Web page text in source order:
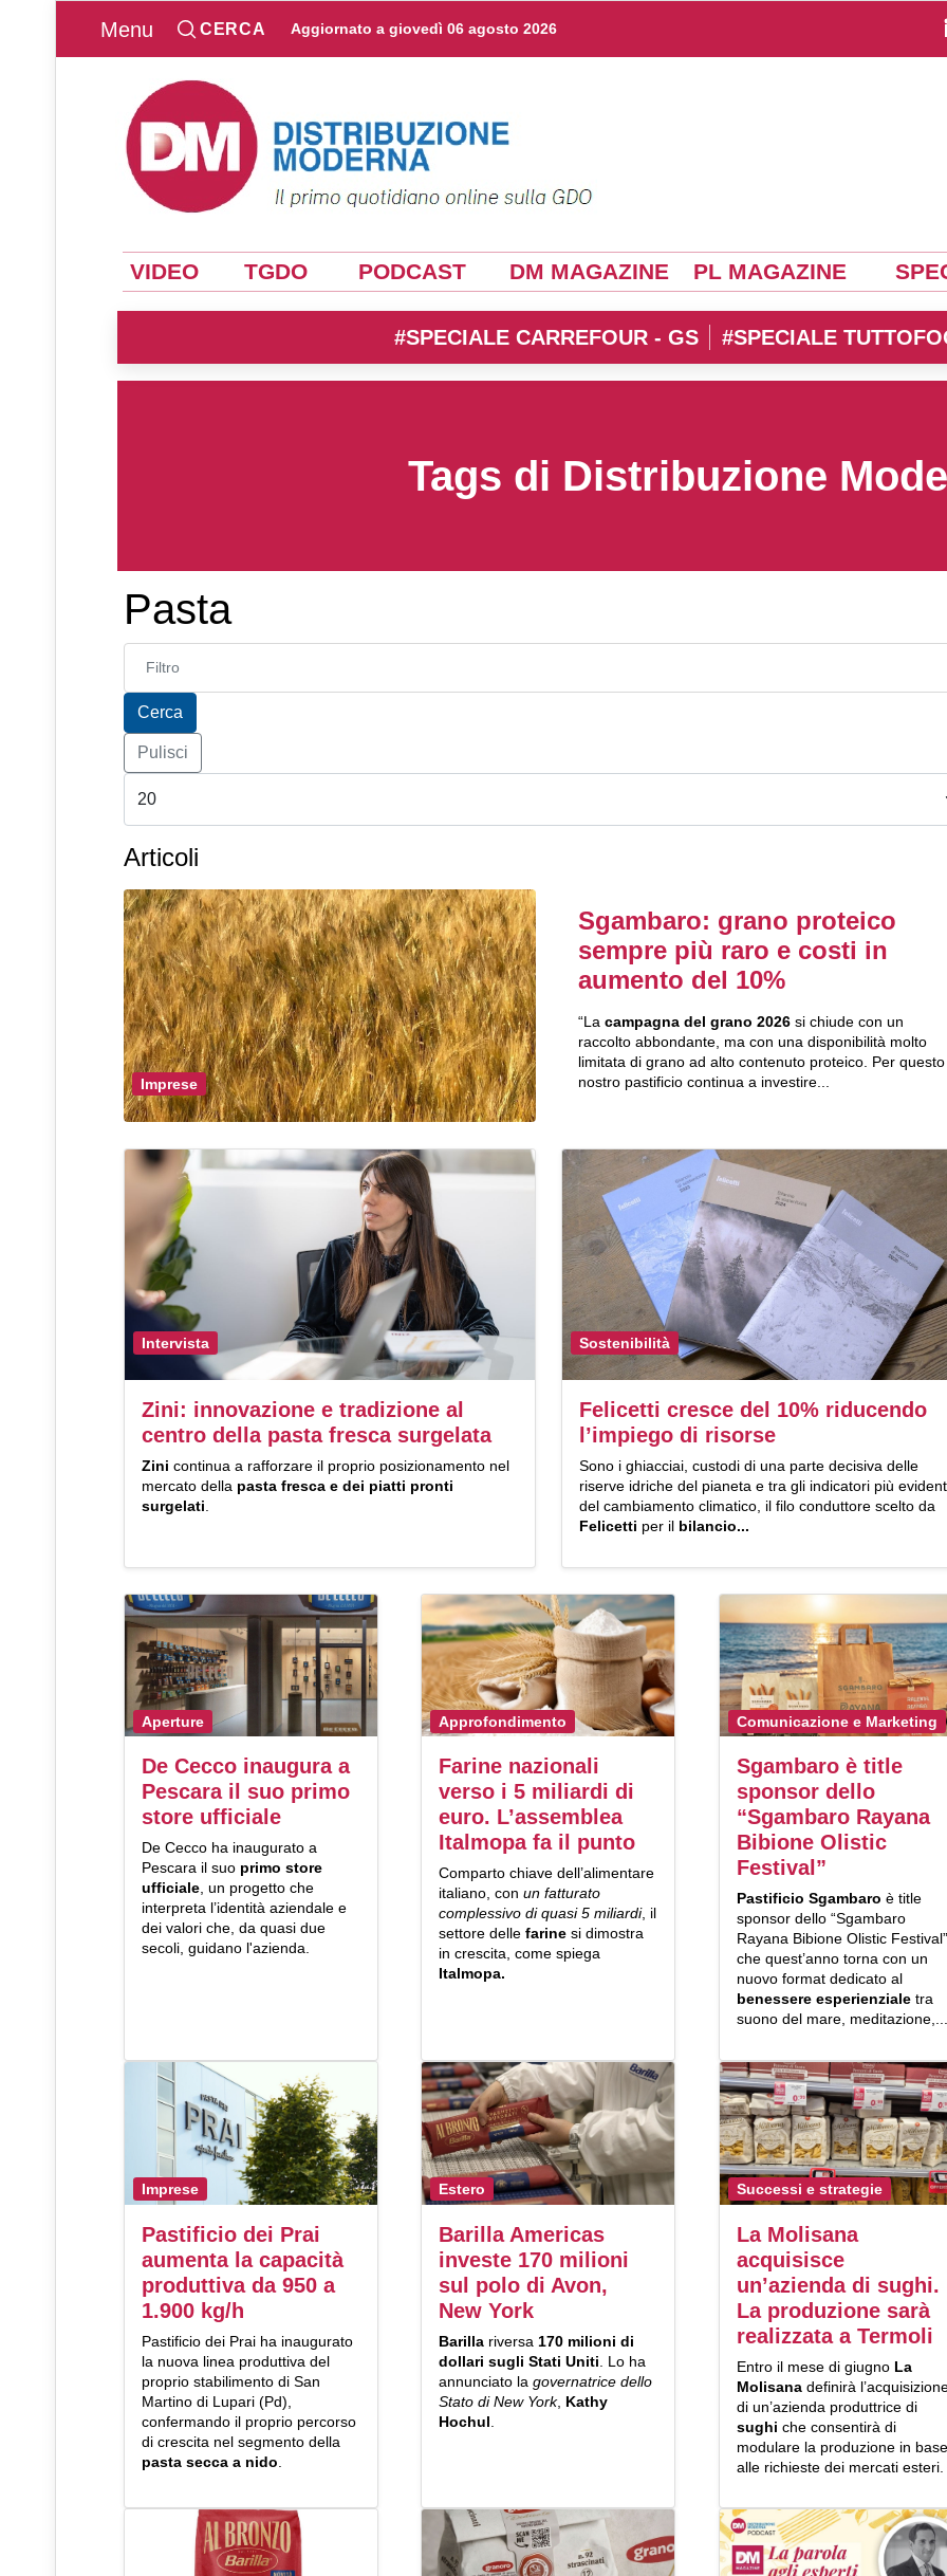
Menu CERCA Aggiornato a giovedì 06 agosto 2026
VIDEO TGDO PODCAST DM MAGAZINE PL MAGAZINE
#SPECIALE CARREFOUR - GS #SPECIALE
Tags di Distribuzione
Pasta
Inserisci parte del titolo
Cerca
Pulisci
Articoli
Imprese
Sgambaro: grano proteico
sempre più raro e costi in
aumento del 10%
“La campagna del grano 2026si chiude con un
raccolto abbondante, ma con una disponibilità molto
limitata di grano ad alto contenuto proteico. Per
nostro pastificio continua a investire...
Intervista
Zini: innovazione e tradizione al
centro della pasta fresca surgelata
Zini continua a rafforzare il proprio posizionamento nel
mercato della pasta fresca e dei piatti pronti
surgelati.
Sostenibilità
Felicetti cresce del 10% riducendo
l’impiego di risorse
Sono i ghiacciai, custodi di una parte decisiva delle
riserve idriche del pianeta e tra gli indicatori più
del cambiamento climatico, il filo conduttore scelto da
Felicetti per il bilancio...
Aperture
De Cecco inaugura a
Pescara il suo primo
store ufficiale
De Cecco ha inaugurato a
Pescara il suo primo store
ufficiale, un progetto che
interpreta l’identità aziendale e
dei valori che, da quasi due
secoli, guidano l'azienda.
Approfondimento
Farine nazionali
verso i 5 miliardi di
euro. L’assemblea
Italmopa fa il punto
Comparto chiave dell’alimentare
italiano, conun fatturato
complessivo di quasi 5 miliardi, il
settore dellefarine si dimostra
in crescita, come spiega
Italmopa.
Comunicazione e Marketing
Sgambaro è title
sponsor dello
“Sgambaro Rayana
Bibione Olistic
Festival”
Pastificio Sgambaro è title
sponsor dello “Sgambaro
Rayana Bibione Olistic
che quest’anno torna con un
nuovo format dedicato al
benessere esperienzialetra
suono del mare, meditazione,...
Imprese
Pastificio dei Prai
aumenta la capacità
produttiva da 950 a
1.900 kg/h
Pastificio dei Prai ha inaugurato
la nuova linea produttiva del
proprio stabilimento di San
Martino di Lupari (Pd),
confermando il proprio percorso
di crescita nel segmento della
pasta secca a nido
Estero
Barilla Americas
investe 170 milioni
sul polo di Avon,
New York
Barilla riversa 170 milioni di
dollari sugli Stati Uniti . Lo ha
annunciato lagovernatrice dello
Stato di New York, Kathy
Hochul
Successi e strategie
La Molisana
acquisisce
un’azienda di sughi.
La produzione sarà
realizzata a Termoli
Entro il mese di giugno La
Molisanadefinirà
di un’azienda produttrice di
sughi che consentirà di
modulare la produzione in base
alle richieste dei mercati esteri.